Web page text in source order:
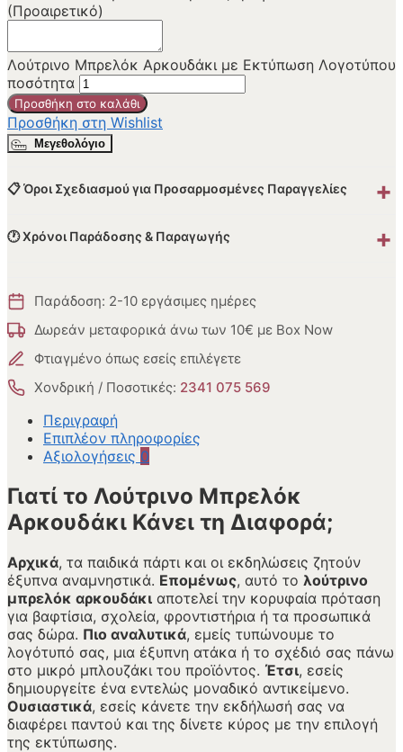
(Προαιρετικό)
Λούτρινο Μπρελόκ Αρκουδάκι με Εκτύπωση Λογοτύπου
ποσότητα
Προσθήκη στο καλάθι
Προσθήκη στη Wishlist
Μεγεθολόγιο
📋 Όροι Σχεδιασμού για Προσαρμοσμένες Παραγγελίες +
🕐 Χρόνοι Παράδοσης & Παραγωγής +
Παράδοση: 2-10 εργάσιμες ημέρες
Δωρεάν μεταφορικά άνω των 10€ με Box Now
Φτιαγμένο όπως εσείς επιλέγετε
Χονδρική / Ποσοτικές: 2341 075 569
Περιγραφή
Επιπλέον πληροφορίες
Αξιολογήσεις 0
Γιατί το Λούτρινο Μπρελόκ
Αρκουδάκι Κάνει τη Διαφορά;
Αρχικά, τα παιδικά πάρτι και οι εκδηλώσεις ζητούν
έξυπνα αναμνηστικά. Επομένως, αυτό το λούτρινο
μπρελόκ αρκουδάκι αποτελεί την κορυφαία πρόταση
για βαφτίσια, σχολεία, φροντιστήρια ή τα προσωπικά
σας δώρα. Πιο αναλυτικά, εμείς τυπώνουμε το
λογότυπό σας, μια έξυπνη ατάκα ή το σχέδιό σας πάνω
στο μικρό μπλουζάκι του προϊόντος. Έτσι, εσείς
δημιουργείτε ένα εντελώς μοναδικό αντικείμενο.
Ουσιαστικά, εσείς κάνετε την εκδήλωσή σας να
διαφέρει παντού και της δίνετε κύρος με την επιλογή
της εκτύπωσης.